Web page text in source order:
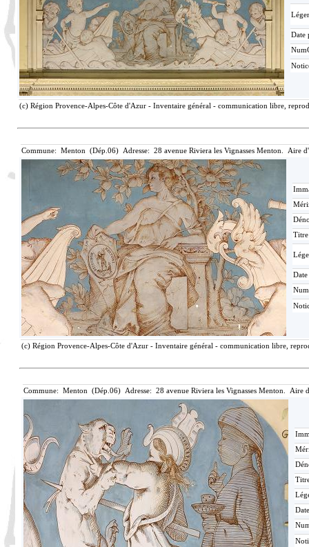
Date
(c) Région Provence-Alpes-Côte d'Azur - Inventaire général - communication libre,
Commune: Menton (Dép.06) Adresse: 28 avenue Riviera les Vignasses Menton. Aire
(c) Région Provence-Alpes-Côte d'Azur - Inventaire général - communication libre,
Commune: Menton (Dép.06) Adresse: 28 avenue Riviera les Vignasses Menton. Aire